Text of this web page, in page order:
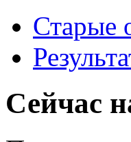
Старые
Сейчас